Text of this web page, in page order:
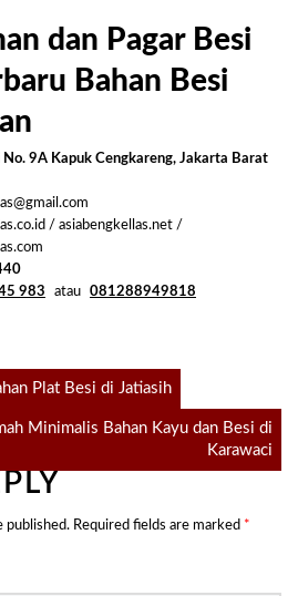
dan Pagar Besi
Bahan Besi
No. 9A Kapuk Cengkareng, Jakarta Barat
/ asiabengkellas.net /
983 atau 081288949818
Plat Besi di Jatiasih
Minimalis Bahan Kayu dan Besi di
Karawaci
published. Required fields are marked *